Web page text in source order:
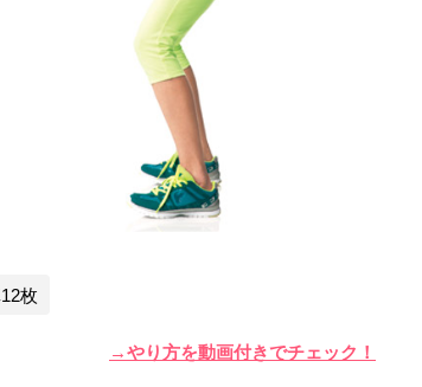
枚
→やり方を動画付きでチェック！